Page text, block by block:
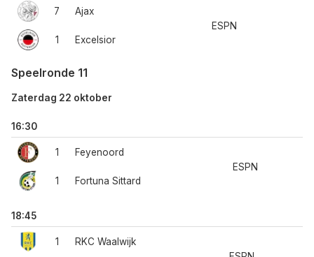
7
1
Ajax
Excelsior
ESPN
Speelronde 11
Zaterdag 22 oktober
16:30
1
1
Feyenoord
Fortuna Sittard
ESPN
18:45
1 RKC Waalwijk